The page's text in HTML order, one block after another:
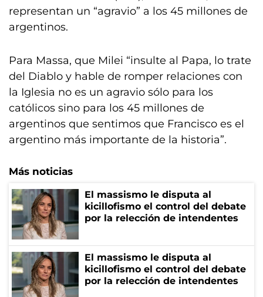
representan un “agravio” a los 45 millones de
argentinos.
Para Massa, que Milei “insulte al Papa, lo trate
del Diablo y hable de romper relaciones con
la Iglesia no es un agravio sólo para los
católicos sino para los 45 millones de
argentinos que sentimos que Francisco es el
argentino más importante de la historia”.
Más noticias
El massismo le disputa al
kicillofismo el control del debate
por la relección de intendentes
El massismo le disputa al
kicillofismo el control del debate
por la relección de intendentes